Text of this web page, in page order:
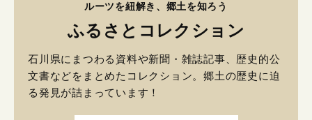
ルーツを紐解き、郷土を知ろう
ふるさとコレクション
石川県にまつわる資料や新聞・雑誌記事、歴史的公
文書などをまとめたコレクション。郷土の歴史に迫
る発見が詰まっています！